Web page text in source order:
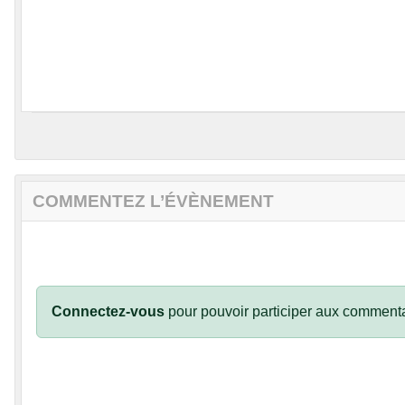
COMMENTEZ L’ÉVÈNEMENT
Connectez-vous pour pouvoir participer aux